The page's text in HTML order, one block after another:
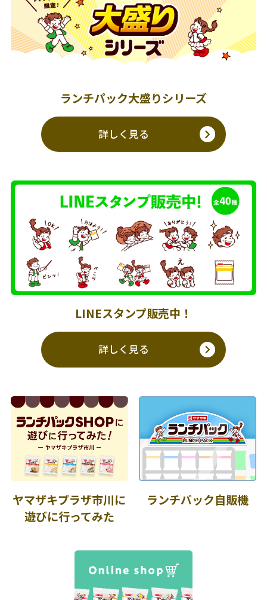
ランチパック大盛りシリーズ
詳しく見る
LINEスタンプ販売中！
詳しく見る
ヤマザキプラザ市川に
遊びに行ってみた
ランチパック自販機